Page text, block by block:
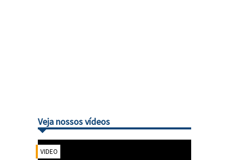
Veja nossos vídeos
VIDEO